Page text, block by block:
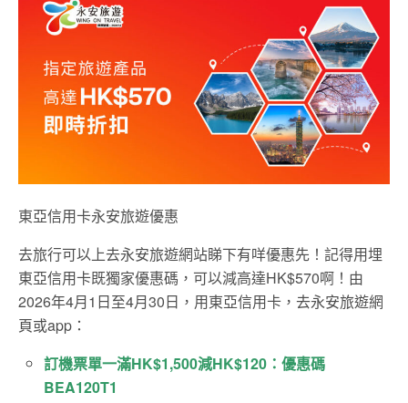
東亞信用卡永安旅遊優惠
去旅行可以上去永安旅遊網站睇下有咩優惠先！記得用埋
東亞信用卡既獨家優惠碼，可以減高達HK$570啊！由
2026年4月1日至4月30日，用東亞信用卡，去永安旅遊網
頁或app：
訂機票單一滿HK$1,500減HK$120：優惠碼
BEA120T1